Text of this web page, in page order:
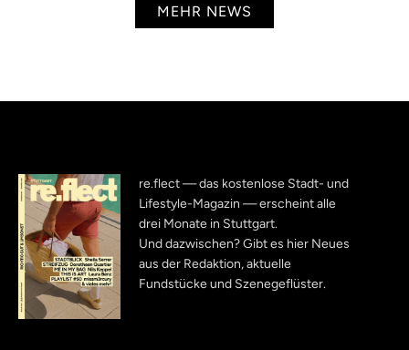
MEHR NEWS
re.flect — das kostenlose Stadt- und
Lifestyle-Magazin — erscheint alle
drei Monate in Stuttgart.
Und dazwischen? Gibt es hier Neues
aus der Redaktion, aktuelle
Fundstücke und Szenegeflüster.